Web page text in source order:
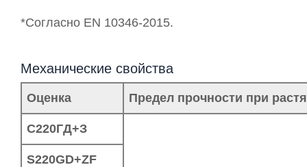
*Согласно EN 10346-2015.
Механические свойства
Оценка Предел прочности при
С220ГД+З
S220GD+ZF